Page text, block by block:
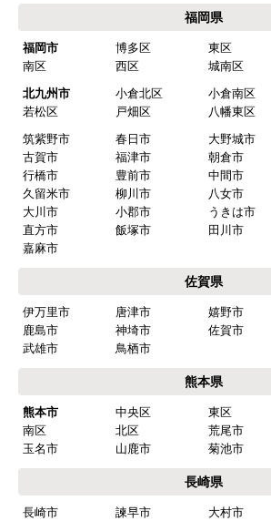
福岡県
福岡市 博多区 東区
南区
西区 城南区
北九州市
小倉北区 小倉南区
若松区
戸畑区 八幡東区
筑紫野市
春日市 大野城市
古賀市
福津市 朝倉市
行橋市
豊前市 中間市
久留米市
柳川市 八女市
大川市
小郡市 うきは市
直方市
飯塚市 田川市
嘉麻市
佐賀県
伊万里市 唐津市 嬉野市
鹿島市
神埼市 佐賀市
武雄市
鳥栖市
熊本県
熊本市 中央区 東区
南区
北区 荒尾市
玉名市
山鹿市 菊池市
長崎県
長崎市 諫早市 大村市